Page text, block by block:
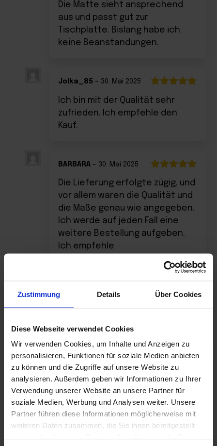
Zustimmung Details Über Cookies
Diese Webseite verwendet Cookies
Wir verwenden Cookies, um Inhalte und Anzeigen zu
personalisieren, Funktionen für soziale Medien anbieten
zu können und die Zugriffe auf unsere Website zu
analysieren. Außerdem geben wir Informationen zu Ihrer
Verwendung unserer Website an unsere Partner für
soziale Medien, Werbung und Analysen weiter. Unsere
Partner führen diese Informationen möglicherweise mit
weiteren Daten zusammen, die Sie ihnen bereitgestellt
mit5von 5
Die Matte sieht ansprechend
aus und passt gut zur
Tischplatte. Bislang habe ich
keine Beanstandungen.
mit5
Jolka_85 – 30. Mai 2025
Ich bin mit der Qualität sehr
zufrieden. Ich empfehle den
Kauf.
mit5von 5
BARBARA – 30. Mai 2025
Die Lieferung erfolgte zügig, und
vor allem waren die Qualität und
die Maße genau wie angegeben.
Ich werde auf jeden Fall eine
weitere Bestellung aufgeben.
Ich empfehle
Bewertet
hervorragender Qualität.
Bewertet
mit5 von 5
Zbigniew–10. Juli 2025
Die Matte hat meine
Erwartungen erfüllt, was durch
den erneuten Kauf bestätigt
wird.